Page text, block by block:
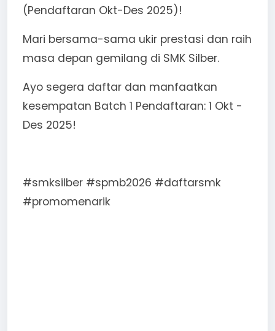
(Pendaftaran Okt-Des 2025)!
Mari bersama-sama ukir prestasi dan raih
masa depan gemilang di SMK Silber.
Ayo segera daftar dan manfaatkan
kesempatan Batch 1 Pendaftaran: 1 Okt -
Des 2025!
#smksilber #spmb2026 #daftarsmk
#promomenarik